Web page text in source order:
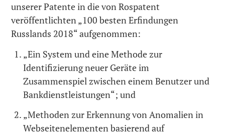
unserer Patente in die von Rospatent
veröffentlichten „100 besten Erfindungen
Russlands 2018“ aufgenommen:
„Ein System und eine Methode zur
Identifizierung neuer Geräte im
Zusammenspiel zwischen einem Benutzer und
Bankdienstleistungen“; und
„Methoden zur Erkennung von Anomalien in
Webseitenelementen basierend auf